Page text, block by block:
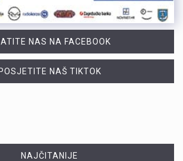
NAS NA FACEBOOK
POSJETITE NAŠ TIKTOK
NAJČITANIJE